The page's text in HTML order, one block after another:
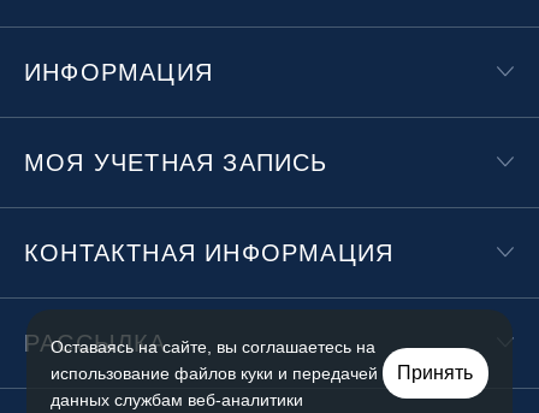
ИНФОРМАЦИЯ
МОЯ УЧЕТНАЯ ЗАПИСЬ
КОНТАКТНАЯ ИНФОРМАЦИЯ
РАССЫЛКА
Оставаясь на сайте, вы соглашаетесь на
использование файлов куки и передачей
данных службам веб-аналитики
Принять